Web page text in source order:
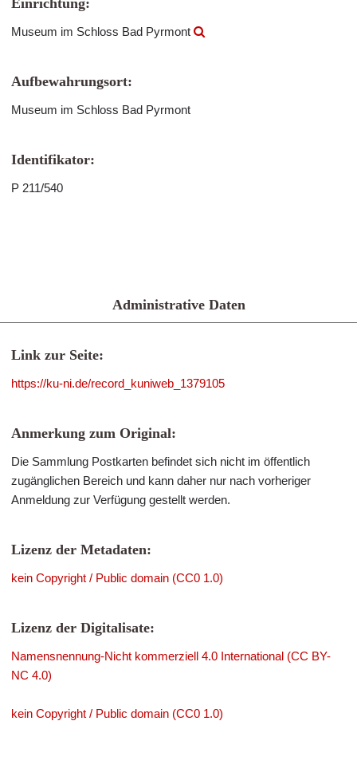
Einrichtung:
Museum im Schloss Bad Pyrmont
Aufbewahrungsort:
Museum im Schloss Bad Pyrmont
Identifikator:
P 211/540
Administrative Daten
Link zur Seite:
https://ku-ni.de/record_kuniweb_1379105
Anmerkung zum Original:
Die Sammlung Postkarten befindet sich nicht im öffentlich
zugänglichen Bereich und kann daher nur nach vorheriger
Anmeldung zur Verfügung gestellt werden.
Lizenz der Metadaten:
kein Copyright / Public domain (CC0 1.0)
Lizenz der Digitalisate:
Namensnennung-Nicht kommerziell 4.0 International (CC BY-
NC 4.0)
kein Copyright / Public domain (CC0 1.0)